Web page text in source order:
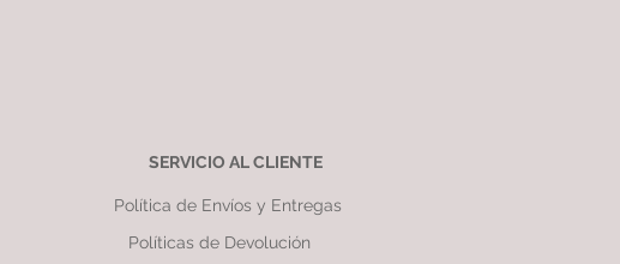
SERVICIO AL CLIENTE
Política de Envíos y Entregas
Políticas de Devolución